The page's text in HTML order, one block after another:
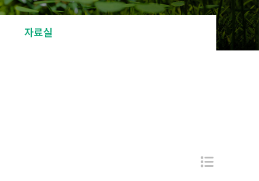
자료실